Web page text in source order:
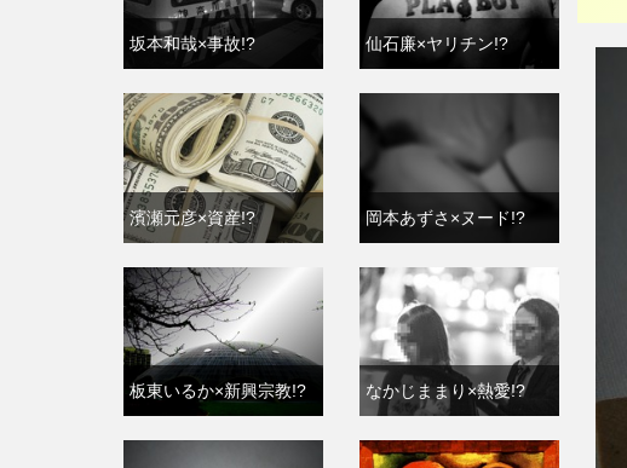
坂本和哉×事故!? 仙石廉×ヤリチン!?
濱瀬元彦×資産!? 岡本あずさ×ヌード!?
板東いるか×新興宗教!? なかじままり×熱愛!?